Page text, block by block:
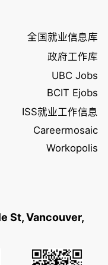
全国就业信息库
政府工作库
UBC Jobs
BCIT Ejobs
ISS就业工作信息
Careermosaic
Workopolis
St, Vancouver,